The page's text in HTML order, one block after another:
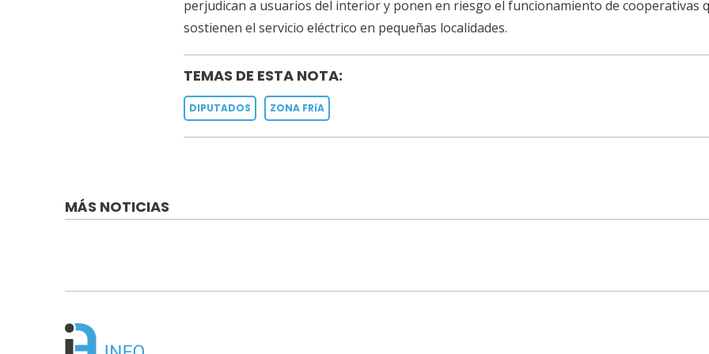
perjudican a usuarios del interior y ponen en riesgo el funcionamiento de cooperativas
sostienen el servicio eléctrico en pequeñas localidades.
TEMAS DE ESTA NOTA:
DIPUTADOS ZONA FRíA
MÁS NOTICIAS